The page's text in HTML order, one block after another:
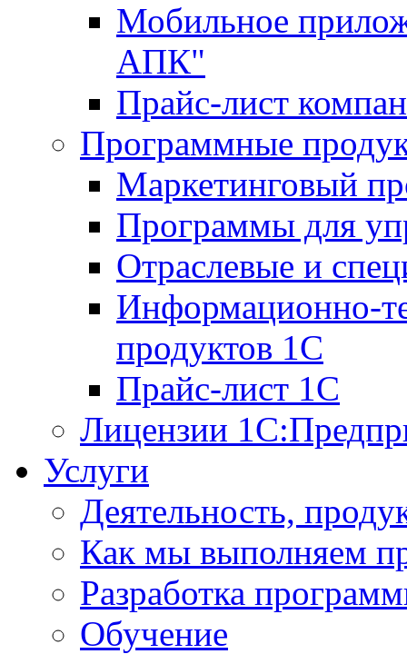
Мобильное
АПК"
Прайс-лист
Программные
Маркетинговый
Программы для
Отраслевые и
Информационно-
продуктов 1С
Прайс-лист 1С
Лицензии
Услуги
Деятельность,
Как мы выполняем
Разработка
Обучение